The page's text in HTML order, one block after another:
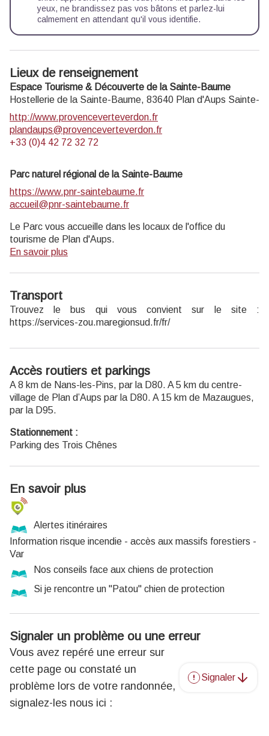
yeux, ne brandissez pas vos bâtons et parlez-lui
calmement en attendant qu'il vous identifie.
Lieux de renseignement
Espace Tourisme & Découverte de la Sainte-Baume
Hostellerie de la Sainte-Baume, 83640 Plan d'Aups Sainte-
http://www.provenceverteverdon.fr
plandaups@provenceverteverdon.fr
+33 (0)4 42 72 32 72
Parc naturel régional de la Sainte-Baume
https://www.pnr-saintebaume.fr
accueil@pnr-saintebaume.fr
Le Parc vous accueille dans les locaux de l'office du
tourisme de Plan d'Aups.
En savoir plus
Transport
Trouvez le bus qui vous convient sur le site :
https://services-zou.maregionsud.fr/fr/
Accès routiers et parkings
A 8 km de Nans-les-Pins, par la D80. A 5 km du centre-
village de Plan d’Aups par la D80. A 15 km de Mazaugues,
par la D95.
Stationnement :
Parking des Trois Chênes
En savoir plus
Alertes itinéraires
Information risque incendie - accès aux massifs forestiers -
Var
Nos conseils face aux chiens de protection
Si je rencontre un "Patou" chien de protection
Signaler un problème ou une erreur
Vous avez repéré une erreur sur
cette page ou constaté un
problème lors de votre randonnée,
signalez-les nous ici :
Signaler